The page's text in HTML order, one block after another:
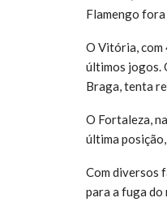
Flamengo fora
O Vitória, com
últimos jogos.
Braga, tenta
O Fortaleza,
última
Com diversos
para a fuga